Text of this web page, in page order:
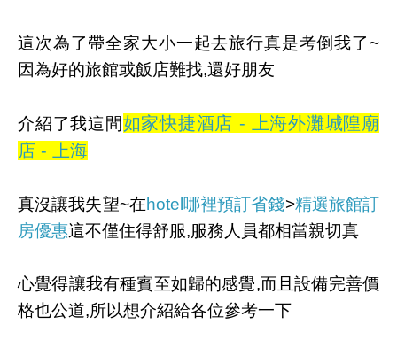
這次為了帶全家大小一起去旅行真是考倒我了~
因為好的旅館或飯店難找,還好朋友
介紹了我這間如家快捷酒店 - 上海外灘城隍廟
店 - 上海
真沒讓我失望~在hotel哪裡預訂省錢>精選旅館訂
房優惠這不僅住得舒服,服務人員都相當親切真
心覺得讓我有種賓至如歸的感覺,而且設備完善價
格也公道,所以想介紹給各位參考一下